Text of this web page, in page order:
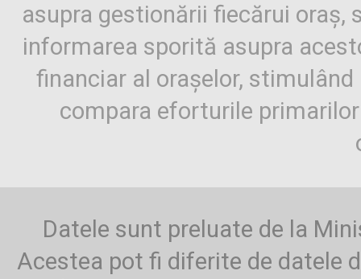
asupra gestionării fiecărui oraș,
informarea sporită asupra
financiar al orașelor,
compara eforturile
Datele sunt preluate de la
Acestea pot fi diferite de datele